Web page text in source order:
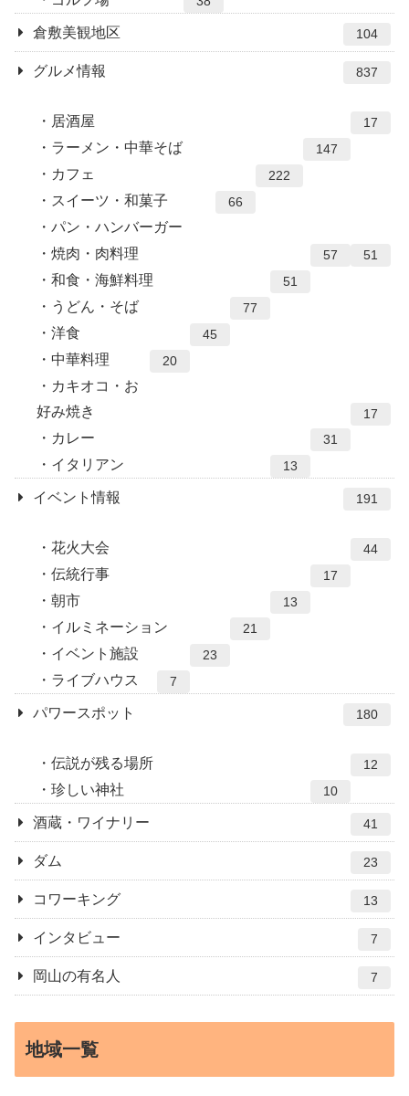
倉敷美観地区 104
グルメ情報 837
居酒屋 17
ラーメン・中華そば 147
カフェ 222
スイーツ・和菓子 66
パン・ハンバーガー
51
焼肉・肉料理 57
和食・海鮮料理 51
うどん・そば 77
洋食 45
中華料理 20
カキオコ・お
好み焼き
17
カレー 31
イタリアン 13
イベント情報 191
花火大会 44
伝統行事 17
朝市 13
イルミネーション 21
イベント施設 23
ライブハウス 7
パワースポット 180
伝説が残る場所 12
珍しい神社 10
酒蔵・ワイナリー 41
ダム 23
コワーキング 13
インタビュー 7
岡山の有名人 7
地域一覧